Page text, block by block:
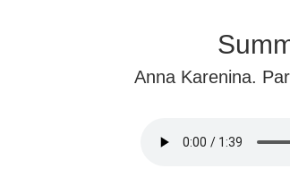
Anna Karenina.